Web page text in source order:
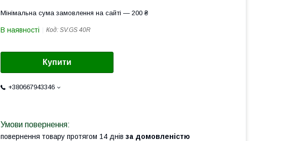
Мінімальна сума замовлення на сайті — 200 ₴
В наявності Код: SV.GS 40R
Купити
+380667943346
повернення товару протягом 14 днів за домовленістю